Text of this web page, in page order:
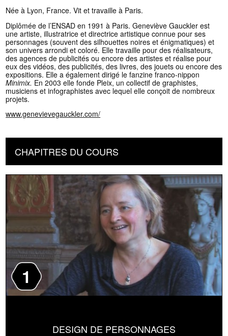
Née à Lyon, France. Vit et travaille à Paris.
Diplômée de l’ENSAD en 1991 à Paris. Geneviève Gauckler est
une artiste, illustratrice et directrice artistique connue pour ses
personnages (souvent des silhouettes noires et énigmatiques) et
son univers arrondi et coloré. Elle travaille pour des réalisateurs,
des agences de publicités ou encore des artistes et réalise pour
eux des vidéos, des publicités, des livres, des jouets ou encore des
expositions. Elle a également dirigé le fanzine franco-nippon
Minimix. En 2003 elle fonde Pleix, un collectif de graphistes,
musiciens et infographistes avec lequel elle conçoit de nombreux
projets.
www.genevievegauckler.com/
CHAPITRES DU COURS
1
DESIGN DE PERSONNAGES